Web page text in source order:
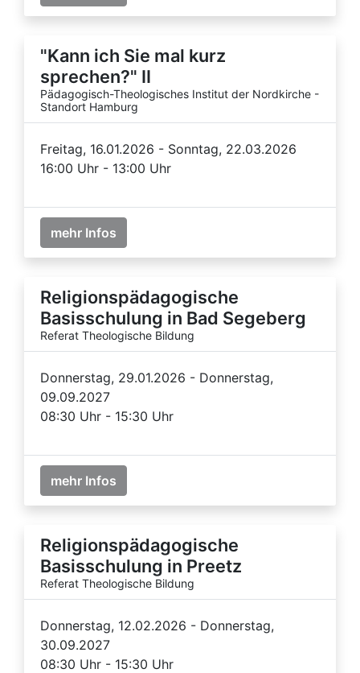
"Kann ich Sie mal kurz
sprechen?" II
Pädagogisch-Theologisches Institut der Nordkirche -
Standort Hamburg
Freitag, 16.01.2026 - Sonntag, 22.03.2026
16:00 Uhr - 13:00 Uhr
mehr Infos
Religionspädagogische
Basisschulung in Bad Segeberg
Referat Theologische Bildung
Donnerstag, 29.01.2026 - Donnerstag,
09.09.2027
08:30 Uhr - 15:30 Uhr
mehr Infos
Religionspädagogische
Basisschulung in Preetz
Referat Theologische Bildung
Donnerstag, 12.02.2026 - Donnerstag,
30.09.2027
08:30 Uhr - 15:30 Uhr